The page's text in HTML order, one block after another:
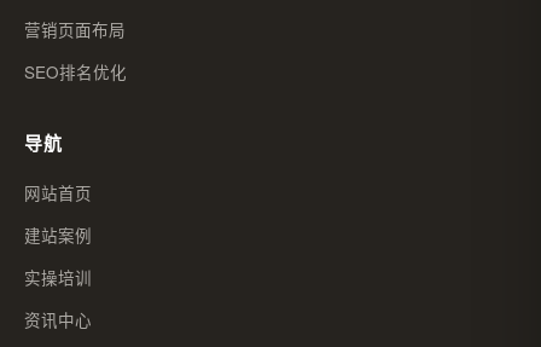
营销页面布局
SEO排名优化
导航
网站首页
建站案例
实操培训
资讯中心